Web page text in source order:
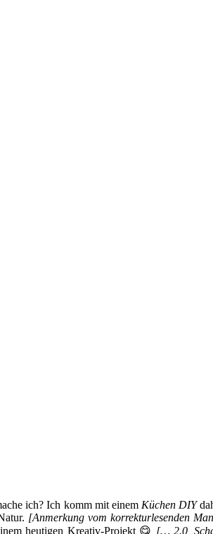
ich? Ich komm mit einem Küchen DIY
[Anmerkung vom korrekturlesenden
heutigen Kreativ-Projekt 😋 [… 2.0,